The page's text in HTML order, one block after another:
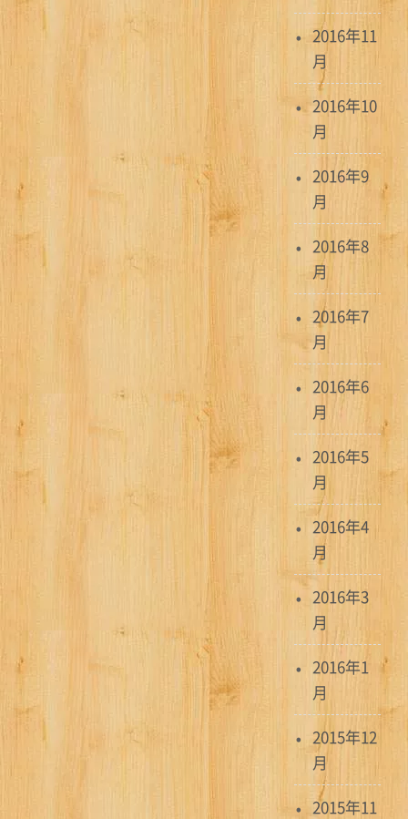
2016年11
月
2016年10
月
2016年9
月
2016年8
月
2016年7
月
2016年6
月
2016年5
月
2016年4
月
2016年3
月
2016年1
月
2015年12
月
2015年11